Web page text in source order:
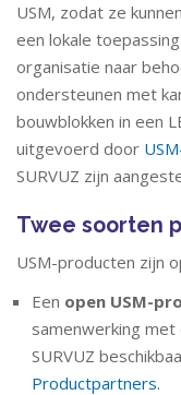
USM, zodat ze
een lokale
organisatie naar
ondersteunen met
bouwblokken in een
uitgevoerd door
SURVUZ zijn
Twee soorten
USM-producten zijn
Een open USM-
samenwerking
SURVUZ
Productpartners.